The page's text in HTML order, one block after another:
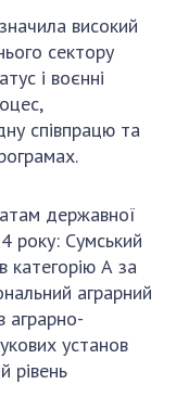
високий
сектору
і воєнні
співпрацю та
державної
року: Сумський
категорію А за
аграрний
аграрно-
установ
рівень